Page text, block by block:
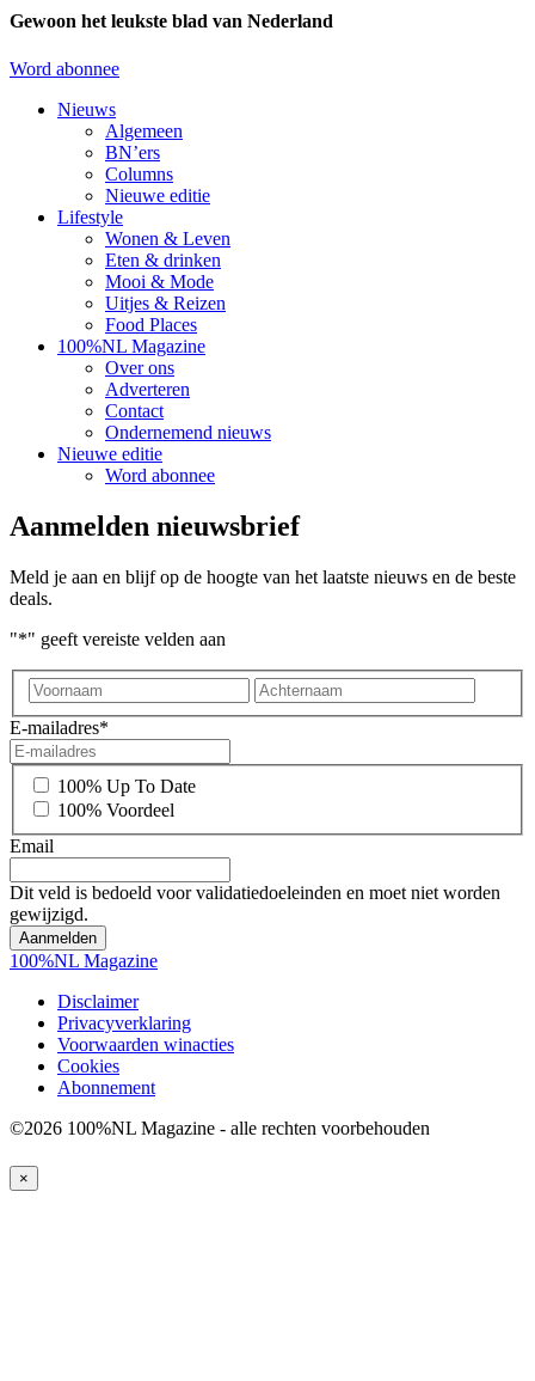
Gewoon het leukste blad van Nederland
Word abonnee
Nieuws
Algemeen
BN’ers
Columns
Nieuwe editie
Lifestyle
Wonen & Leven
Eten & drinken
Mooi & Mode
Uitjes & Reizen
Food Places
100%NL Magazine
Over ons
Adverteren
Contact
Ondernemend nieuws
Nieuwe editie
Word abonnee
Aanmelden nieuwsbrief
Meld je aan en blijf op de hoogte van het laatste nieuws en de beste
deals.
"*" geeft vereiste velden aan
Voornaam
E-mailadres*
*
100% Up To Date
100% Voordeel
Email
Dit veld is bedoeld voor validatiedoeleinden en moet niet worden
gewijzigd.
100%NL Magazine
Disclaimer
Privacyverklaring
Voorwaarden winacties
Cookies
Abonnement
©2026 100%NL Magazine - alle rechten voorbehouden
×